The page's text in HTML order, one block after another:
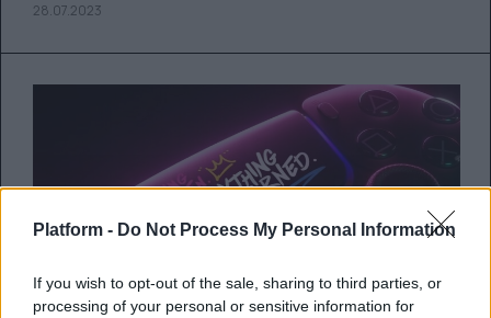
Platform - Do Not Process My Personal Information
If you wish to opt-out of the sale, sharing to third parties, or
processing of your personal or sensitive information for
28.07.2023